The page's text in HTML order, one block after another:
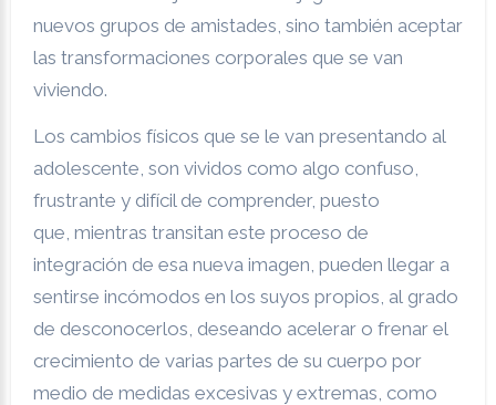
nuevos grupos de amistades, sino también aceptar
las transformaciones corporales que se van
viviendo.
Los cambios físicos que se le van presentando al
adolescente, son vividos como algo confuso,
frustrante y difícil de comprender, puesto
que, mientras transitan este proceso de
integración de esa nueva imagen, pueden llegar a
sentirse incómodos en los suyos propios, al grado
de desconocerlos, deseando acelerar o frenar el
crecimiento de varias partes de su cuerpo por
medio de medidas excesivas y extremas, como